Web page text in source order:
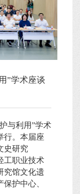
”学术座谈
与利用”学术
行。本届座
史研究
工职业技术
究馆文化遗
护中心、